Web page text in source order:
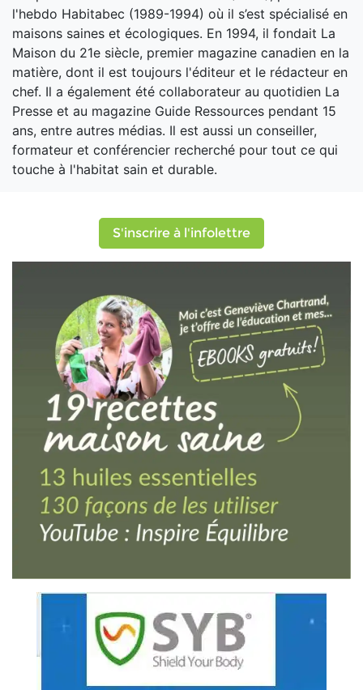
l'hebdo Habitabec (1989-1994) où il s’est spécialisé en
maisons saines et écologiques. En 1994, il fondait La
Maison du 21e siècle, premier magazine canadien en la
matière, dont il est toujours l'éditeur et le rédacteur en
chef. Il a également été collaborateur au quotidien La
Presse et au magazine Guide Ressources pendant 15
ans, entre autres médias. Il est aussi un conseiller,
formateur et conférencier recherché pour tout ce qui
touche à l'habitat sain et durable.
S'inscrire à l'infolettre